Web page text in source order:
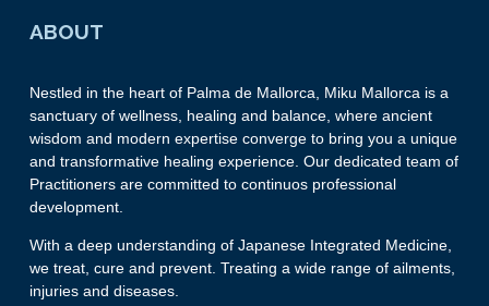
ABOUT
Nestled in the heart of Palma de Mallorca, Miku Mallorca is a
sanctuary of wellness, healing and balance, where ancient
wisdom and modern expertise converge to bring you a unique
and transformative healing experience. Our dedicated team of
Practitioners are committed to continuos professional
development.
With a deep understanding of Japanese Integrated Medicine,
we treat, cure and prevent. Treating a wide range of ailments,
injuries and diseases.